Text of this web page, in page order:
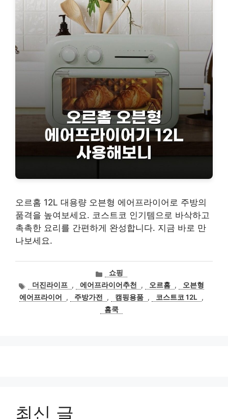
오르홈 12L 대용량 오븐형 에어프라이어로 주방의
품격을 높여보세요. 코스트코 인기템으로 바삭하고
촉촉한 요리를 간편하게 완성합니다. 지금 바로 만
나보세요.
카
테
고
리
쇼핑
태
그
더진라이프 , 에어프라이어추천 , 오르홈 ,
오븐형
에어프라이어
, 주방가전 , 캠핑용품 , 코스트코 12L
,
홈쿡
최신 글